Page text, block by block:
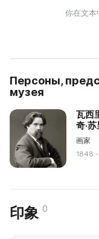
你在文本
Персоны,
музея
瓦西
奇·
画家
1848 -
印象 0